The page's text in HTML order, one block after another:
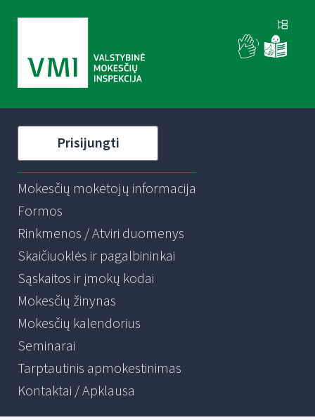
Prisijungti
Mokesčių mokėtojų informacija
Formos
Rinkmenos / Atviri duomenys
Skaičiuoklės ir pagalbininkai
Sąskaitos ir įmokų kodai
Mokesčių žinynas
Mokesčių kalendorius
Seminarai
Tarptautinis apmokestinimas
Kontaktai / Apklausa